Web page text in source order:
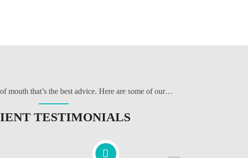
mouth that’s the best advice. Here are some of our…
TESTIMONIALS